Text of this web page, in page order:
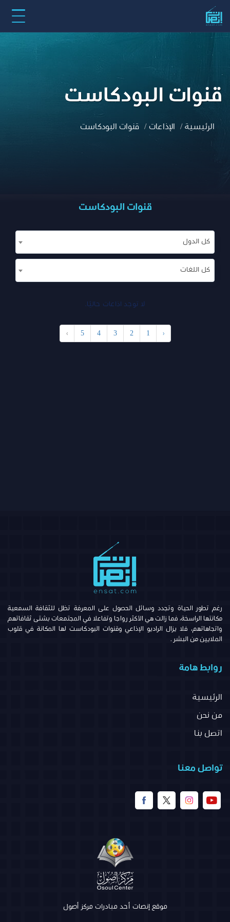
قنوات البودكاست
الرئيسية الإذاعات قنوات البودكاست
قنوات البودكاست
كل الدول
كل اللغات
لا توجد اذاعات حاليًا.
‹
1
2
3
4
5
›
رغم تطور الحياة وتجدد وسائل الحصول على المعرفة تظل للثقافة السمعية
مكانتها الراسخة، فما زالت هي الأكثر رواجا وتفاعلا في المجتمعات بشتى ثقافاتهم
واتجاهاتهم، فلا يزال الراديو الإذاعي وقنوات البودكاست لها المكانة في قلوب
الملايين من البشر .
روابط هامة
الرئيسية
من نحن
اتصل بنا
تواصل معنا
موقع إنصات أحد مبادرات مركز أصول